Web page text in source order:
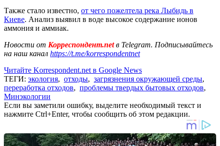
Также стало известно, от чего пожелтела река Лыбидь в
Киеве. Анализ выявил в воде высокое содержание ионов
аммония и аммиак.
Новости от Корреспондент.netв Telegram. Подписывайтесь
на наш канал https://t.me/korrespondentnet
Читайте Korrespondent.net в Google News
ТЕГИ: экология, отходы, загрязнения окружающей среды,
переработка отходов, проблемы твердых бытовых отходов,
Минэкологии
Если вы заметили ошибку, выделите необходимый текст и
нажмите Ctrl+Enter, чтобы сообщить об этом редакции.